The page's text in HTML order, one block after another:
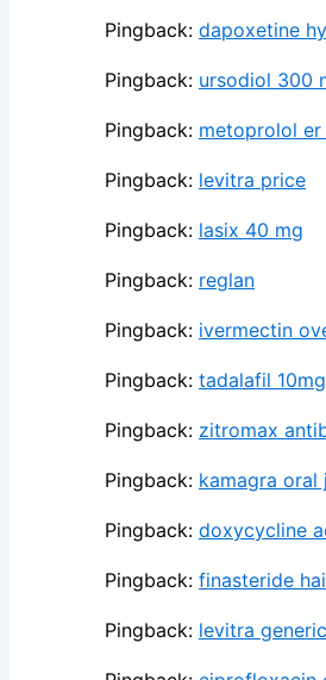
Pingback: dapoxetine
Pingback: ursodiol 300
Pingback: metoprolol er
Pingback: levitra price
Pingback: lasix 40 mg
Pingback: reglan
Pingback: ivermectin
Pingback: tadalafil
Pingback: zitromax
Pingback: kamagra oral
Pingback: doxycycline
Pingback: finasteride
Pingback: levitra